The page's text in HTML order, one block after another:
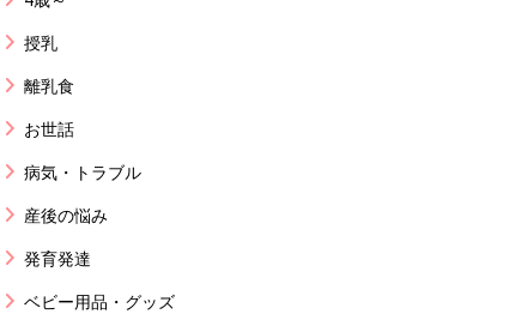
授乳
離乳食
お世話
病気・トラブル
産後の悩み
発育発達
ベビー用品・グッズ